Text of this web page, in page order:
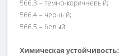
566.3 – темно-коричневый;
566.4 – черный;
566.5 – белый.
Химическая устойчивость: